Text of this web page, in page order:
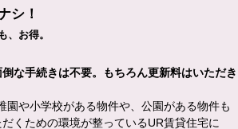
シ！
、お得。
な手続きは不要。もちろん更新料はいただき
園や小学校がある物件や、公園がある物件も
くための環境が整っているUR賃貸住宅に